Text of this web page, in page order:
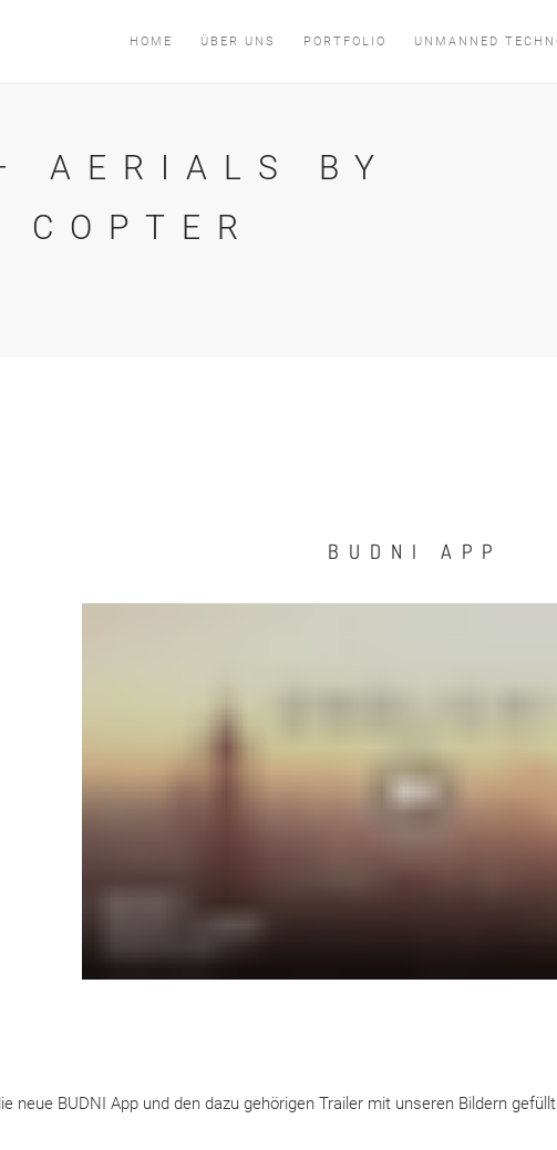
HOME ÜBER UNS PORTFOLIO UNMANNED
AERIALS BY
COPTER
BUDNI APP
neue BUDNI App und den dazu gehörigen Trailer mit unseren Bildern